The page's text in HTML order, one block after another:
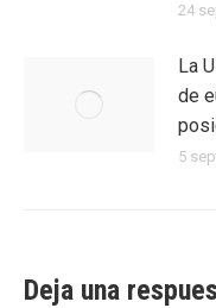
24
La
de
5
Deja una